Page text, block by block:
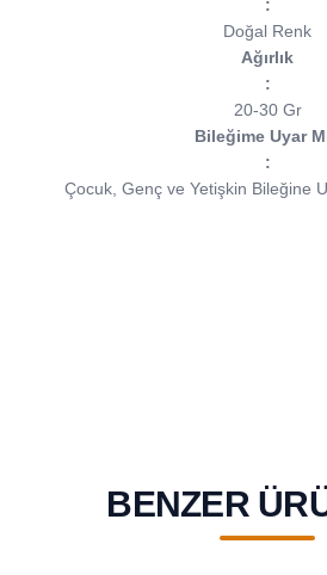
:
Doğal Renk
Ağırlık
:
20-30 Gr
Bileğime Uyar
:
Çocuk, Genç ve Yetişkin Bileğine
BENZER